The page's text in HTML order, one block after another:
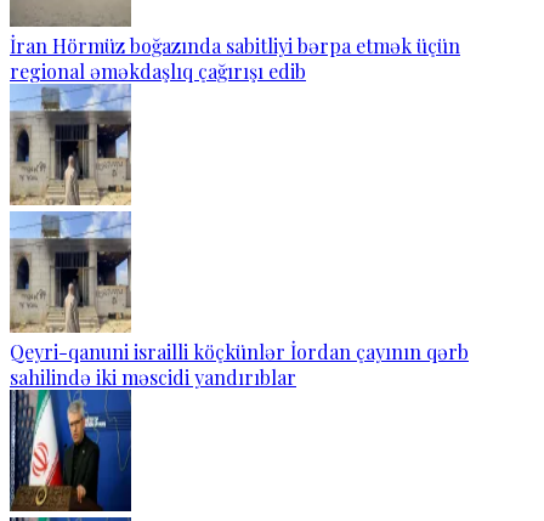
İran Hörmüz boğazında sabitliyi bərpa etmək üçün
regional əməkdaşlıq çağırışı edib
Qeyri-qanuni israilli köçkünlər İordan çayının qərb
sahilində iki məscidi yandırıblar